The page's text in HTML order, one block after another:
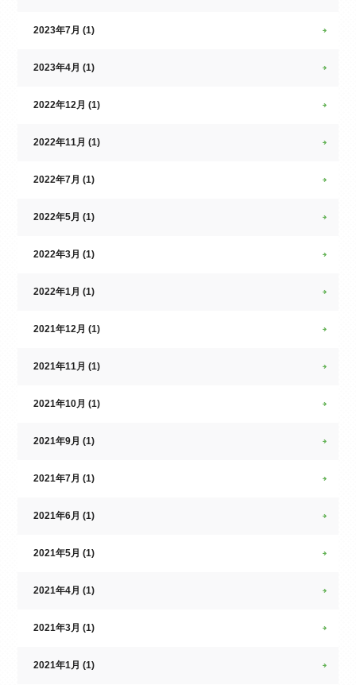
2023年7月 (1)
2023年4月 (1)
2022年12月 (1)
2022年11月 (1)
2022年7月 (1)
2022年5月 (1)
2022年3月 (1)
2022年1月 (1)
2021年12月 (1)
2021年11月 (1)
2021年10月 (1)
2021年9月 (1)
2021年7月 (1)
2021年6月 (1)
2021年5月 (1)
2021年4月 (1)
2021年3月 (1)
2021年1月 (1)